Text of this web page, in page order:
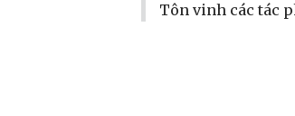
Tôn vinh các tác